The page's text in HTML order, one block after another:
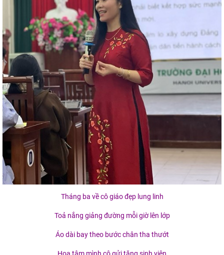
Tháng ba về cô giáo đẹp lung linh
Toả nắng giảng đường mỗi giờ lên lớp
Áo dài bay theo bước chân tha thướt
Hoạ tâm mình cô gửi tặng sinh viên